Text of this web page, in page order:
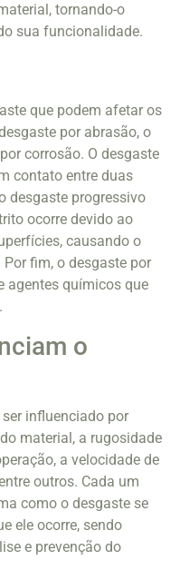
tornando-o
sua funcionalidade.
que podem afetar os
por abrasão, o
corrosão. O desgaste
contato entre duas
desgaste progressivo
ocorre devido ao
causando o
fim, o desgaste por
agentes químicos que
o
influenciado por
material, a rugosidade
a velocidade de
outros. Cada um
como o desgaste se
ele ocorre, sendo
e prevenção do